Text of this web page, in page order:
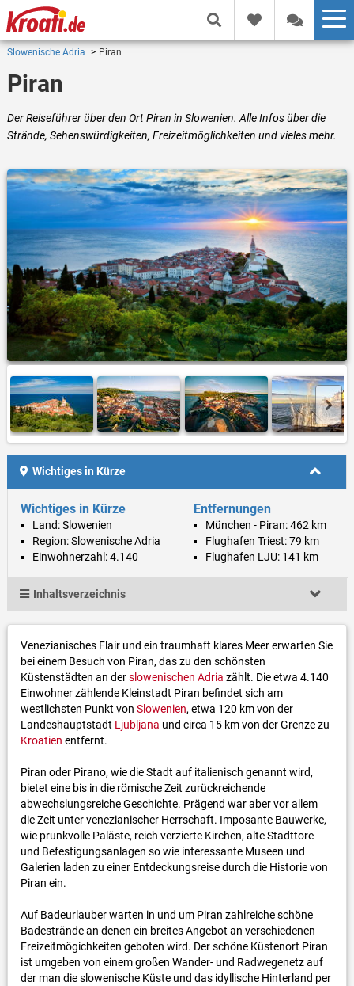
Slowenische Adria Piran
Piran
Der Reiseführer über den Ort Piran in Slowenien. Alle Infos über die
Strände, Sehenswürdigkeiten, Freizeitmöglichkeiten und vieles mehr.
Wichtiges in Kürze
Wichtiges in Kürze
Land: Slowenien
Region: Slowenische Adria
Einwohnerzahl: 4.140
Entfernungen
München - Piran: 462 km
Flughafen Triest: 79 km
Flughafen LJU: 141 km
Inhaltsverzeichnis
Venezianisches Flair und ein traumhaft klares Meer erwarten Sie
bei einem Besuch von Piran, das zu den schönsten
Küstenstädten an derslowenischen Adria zählt. Die etwa 4.140
Einwohner zählende Kleinstadt Piran befindet sich am
westlichsten Punkt von Slowenien, etwa 120 km von der
Landeshauptstadt Ljubljana und circa 15 km von der Grenze zu
Kroatien entfernt.
Piran oder Pirano, wie die Stadt auf italienisch genannt wird,
bietet eine bis in die römische Zeit zurückreichende
abwechslungsreiche Geschichte. Prägend war aber vor allem
die Zeit unter venezianischer Herrschaft. Imposante Bauwerke,
wie prunkvolle Paläste, reich verzierte Kirchen, alte Stadttore
und Befestigungsanlagen so wie interessante Museen und
Galerien laden zu einer Entdeckungsreise durch die Historie von
Piran ein.
Auf Badeurlauber warten in und um Piran zahlreiche schöne
Badestrände an denen ein breites Angebot an verschiedenen
Freizeitmögichkeiten geboten wird. Der schöne Küstenort Piran
ist umgeben von einem großen Wander- und Radwegenetz auf
der man die slowenische Küste und das idyllische Hinterland per